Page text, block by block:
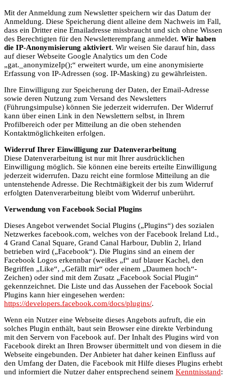
Mit der Anmeldung zum Newsletter speichern wir das Datum der
Anmeldung. Diese Speicherung dient alleine dem Nachweis im Fall,
dass ein Dritter eine Emailadresse missbraucht und sich ohne Wissen
des Berechtigten für den Newsletterempfang anmeldet. Wir haben
die IP-Anonymisierung aktiviert. Wir weisen Sie darauf hin, dass
auf dieser Webseite Google Analytics um den Code
„gat._anonymizeIp();“ erweitert wurde, um eine anonymisierte
Erfassung von IP-Adressen (sog. IP-Masking) zu gewährleisten.
Ihre Einwilligung zur Speicherung der Daten, der Email-Adresse
sowie deren Nutzung zum Versand des Newsletters
(Führungsimpulse) können Sie jederzeit widerrufen. Der Widerruf
kann über einen Link in den Newslettern selbst, in Ihrem
Profilbereich oder per Mitteilung an die oben stehenden
Kontaktmöglichkeiten erfolgen.
Widerruf Ihrer Einwilligung zur Datenverarbeitung
Diese Datenverarbeitung ist nur mit Ihrer ausdrücklichen
Einwilligung möglich. Sie können eine bereits erteilte Einwilligung
jederzeit widerrufen. Dazu reicht eine formlose Mitteilung an die
untenstehende Adresse. Die Rechtmäßigkeit der bis zum Widerruf
erfolgten Datenverarbeitung bleibt vom Widerruf unberührt.
Verwendung von Facebook Social Plugins
Dieses Angebot verwendet Social Plugins („Plugins“) des sozialen
Netzwerkes facebook.com, welches von der Facebook Ireland Ltd.,
4 Grand Canal Square, Grand Canal Harbour, Dublin 2, Irland
betrieben wird („Facebook“). Die Plugins sind an einem der
Facebook Logos erkennbar (weißes „f“ auf blauer Kachel, den
Begriffen „Like“, „Gefällt mir“ oder einem „Daumen hoch“-
Zeichen) oder sind mit dem Zusatz „Facebook Social Plugin“
gekennzeichnet. Die Liste und das Aussehen der Facebook Social
Plugins kann hier eingesehen werden:
https://developers.facebook.com/docs/plugins/.
Wenn ein Nutzer eine Webseite dieses Angebots aufruft, die ein
solches Plugin enthält, baut sein Browser eine direkte Verbindung
mit den Servern von Facebook auf. Der Inhalt des Plugins wird von
Facebook direkt an Ihren Browser übermittelt und von diesem in die
Webseite eingebunden. Der Anbieter hat daher keinen Einfluss auf
den Umfang der Daten, die Facebook mit Hilfe dieses Plugins erhebt
und informiert die Nutzer daher entsprechend seinem Kenntnisstand: